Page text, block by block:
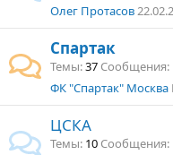
Олег Протасов
Спартак
Темы 37 Сообщения
ФК "Спартак" Москва
ЦСКА
Темы 10 Сообщения